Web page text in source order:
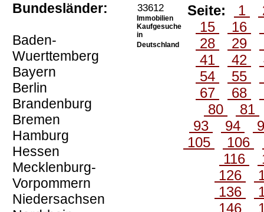
Bundesländer:
Baden-
Wuerttemberg
Bayern
Berlin
Brandenburg
Bremen
Hamburg
Hessen
Mecklenburg-
Vorpommern
Niedersachsen
33612
Immobilien
Kaufgesuche
in
Deutschland
Seite: 1
15
16
28
29
41
42
54
55
67
68
80
81
93
94
105
106
116
126
136
146